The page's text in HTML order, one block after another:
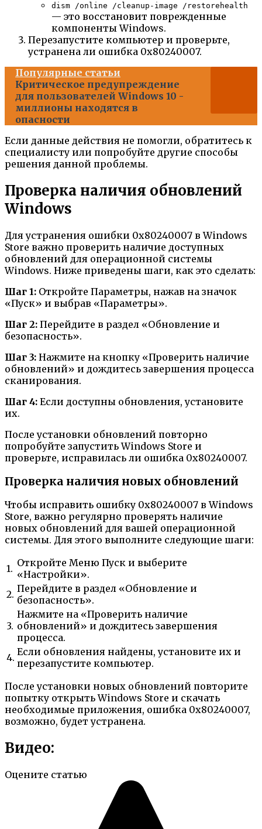
dism /online /cleanup-image /restorehealth
— это восстановит поврежденные
компоненты Windows.
Перезапустите компьютер и проверьте,
устранена ли ошибка 0x80240007.
Популярные статьи
Критическое предупреждение
для пользователей Windows 10 -
миллионы находятся в
опасности
Если данные действия не помогли, обратитесь к
специалисту или попробуйте другие способы
решения данной проблемы.
Проверка наличия обновлений
Windows
Для устранения ошибки 0x80240007 в Windows
Store важно проверить наличие доступных
обновлений для операционной системы
Windows. Ниже приведены шаги, как это сделать:
Шаг 1: Откройте Параметры, нажав на значок
«Пуск» и выбрав «Параметры».
Шаг 2: Перейдите в раздел «Обновление и
безопасность».
Шаг 3: Нажмите на кнопку «Проверить наличие
обновлений» и дождитесь завершения процесса
сканирования.
Шаг 4: Если доступны обновления, установите
их.
После установки обновлений повторно
попробуйте запустить Windows Store и
проверьте, исправилась ли ошибка 0x80240007.
Проверка наличия новых обновлений
Чтобы исправить ошибку 0x80240007 в Windows
Store, важно регулярно проверять наличие
новых обновлений для вашей операционной
системы. Для этого выполните следующие шаги:
1. Откройте Меню Пуск и выберите
«Настройки».
2. Перейдите в раздел «Обновление и
безопасность».
3.
Нажмите на «Проверить наличие
обновлений» и дождитесь завершения
процесса.
4. Если обновления найдены, установите их и
перезапустите компьютер.
После установки новых обновлений повторите
попытку открыть Windows Store и скачать
необходимые приложения, ошибка 0x80240007,
возможно, будет устранена.
Видео:
Оцените статью